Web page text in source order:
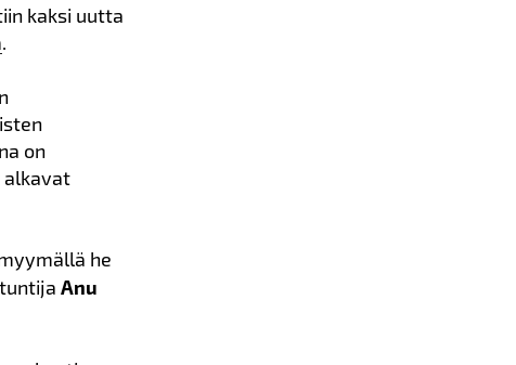
kaksi uutta
.
on
alkavat
he
Anu